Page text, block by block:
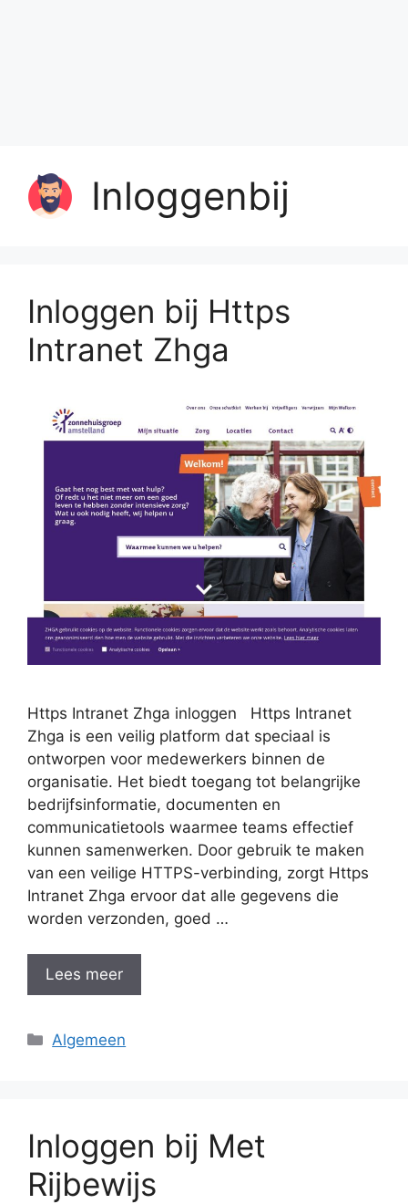
Inloggenbij
Inloggen bij Https
Intranet Zhga
Https Intranet Zhga inloggen Https Intranet
Zhga is een veilig platform dat speciaal is
ontworpen voor medewerkers binnen de
organisatie. Het biedt toegang tot belangrijke
bedrijfsinformatie, documenten en
communicatietools waarmee teams effectief
kunnen samenwerken. Door gebruik te maken
van een veilige HTTPS-verbinding, zorgt Https
Intranet Zhga ervoor dat alle gegevens die
worden verzonden, goed …
Lees meer
Categorieën
Algemeen
Inloggen bij Met
Rijbewijs